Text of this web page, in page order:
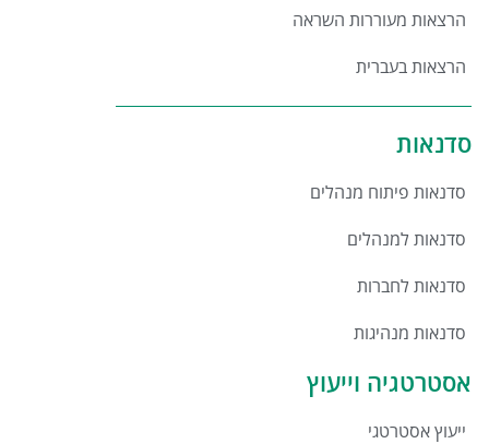
הרצאות מעוררות השראה
הרצאות בעברית
סדנאות
סדנאות פיתוח מנהלים
סדנאות למנהלים
סדנאות לחברות
סדנאות מנהיגות
אסטרטגיה וייעוץ
ייעוץ אסטרטגי